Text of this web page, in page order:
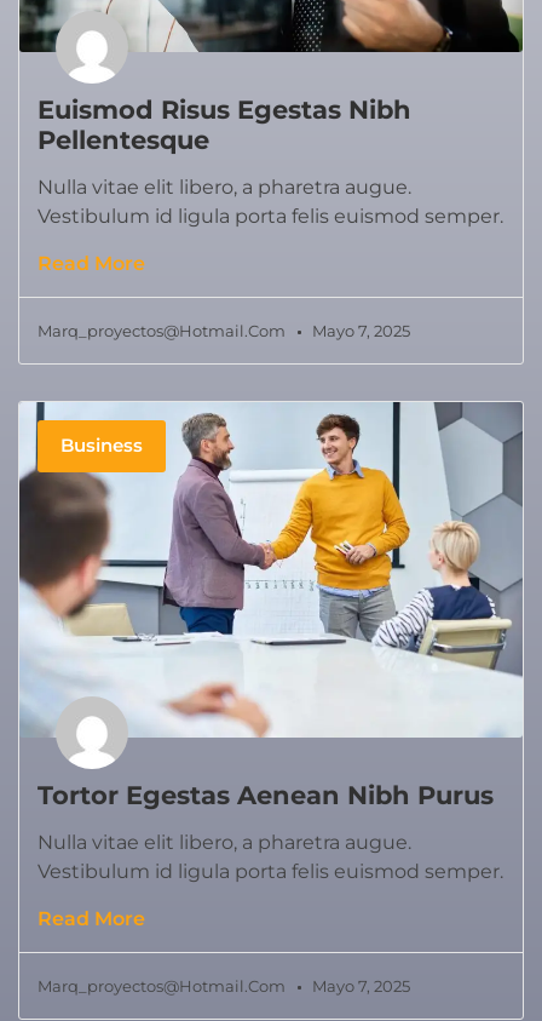
Euismod Risus Egestas Nibh
Pellentesque
Nulla vitae elit libero, a pharetra augue.
Vestibulum id ligula porta felis euismod semper.
Read More
Marq_proyectos@hotmail.com Mayo 7, 2025
Business
Tortor Egestas Aenean Nibh Purus
Nulla vitae elit libero, a pharetra augue.
Vestibulum id ligula porta felis euismod semper.
Read More
Marq_proyectos@hotmail.com Mayo 7, 2025